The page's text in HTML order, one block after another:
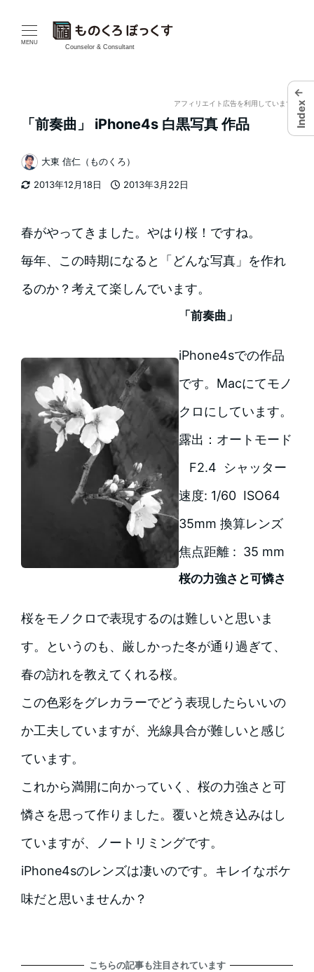
MENU
Counselor & Consultant
アフィリエイト広告を利用しています
「前奏曲」 iPhone4s 白黒写真 作品
2013年12月18日
2013年3月22日
著
者
大東 信仁（ものくろ）
春がやってきました。やはり桜！ですね。
毎年、この時期になると「どんな写真」を作れ
るのか？考えて楽しんでいます。
「前奏曲」
iPhone4sでの作品
です。Macにてモノ
クロにしています。
露出：オートモード
F2.4 シャッター
速度: 1/60 ISO64
35mm 換算レンズ
焦点距離 : 35 mm
桜の力強さと可憐さ
桜をモノクロで表現するのは難しいと思いま
す。というのも、厳しかった冬が通り過ぎて、
春の訪れを教えてくれる桜。
この色彩をグレカラーでどう表現したらいいの
か工夫していますが、光線具合が難しいと感じ
ています。
これから満開に向かっていく、桜の力強さと可
憐さを思って作りました。覆いと焼き込みはし
ていますが、ノートリミングです。
iPhone4sのレンズは凄いのです。キレイなボケ
味だと思いませんか？
こちらの記事も注目されています
←
Index